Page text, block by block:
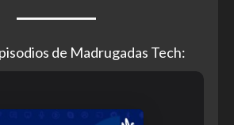
de Madrugadas Tech: